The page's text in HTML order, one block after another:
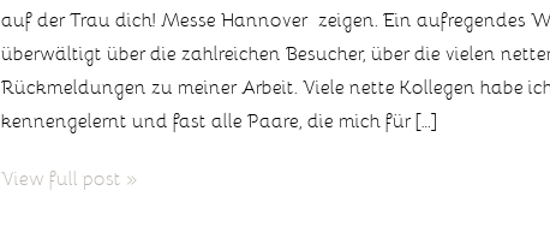
auf der Trau dich! Messe Hannover zeigen. Ein aufregendes
überwältigt über die zahlreichen Besucher, über die vielen
Rückmeldungen zu meiner Arbeit. Viele nette Kollegen habe
kennengelernt und fast alle Paare, die mich für […]
View full post »